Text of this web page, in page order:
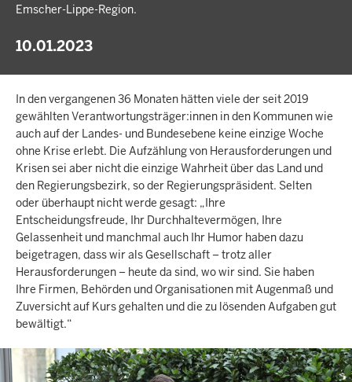
Emscher-Lippe-Region.
10.01.2023
In den vergangenen 36 Monaten hätten viele der seit 2019
gewählten Verantwortungsträger:innen in den Kommunen wie
auch auf der Landes- und Bundesebene keine einzige Woche
ohne Krise erlebt. Die Aufzählung von Herausforderungen und
Krisen sei aber nicht die einzige Wahrheit über das Land und
den Regierungsbezirk, so der Regierungspräsident. Selten
oder überhaupt nicht werde gesagt: „Ihre
Entscheidungsfreude, Ihr Durchhaltevermögen, Ihre
Gelassenheit und manchmal auch Ihr Humor haben dazu
beigetragen, dass wir als Gesellschaft – trotz aller
Herausforderungen – heute da sind, wo wir sind. Sie haben
Ihre Firmen, Behörden und Organisationen mit Augenmaß und
Zuversicht auf Kurs gehalten und die zu lösenden Aufgaben gut
bewältigt.“